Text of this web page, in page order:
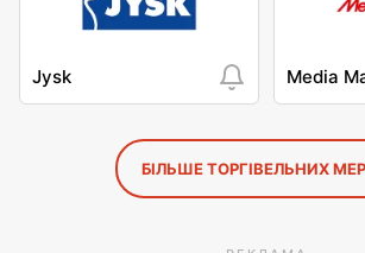
Jysk Media
БІЛЬШЕ ТОРГІВЕЛЬНИХ